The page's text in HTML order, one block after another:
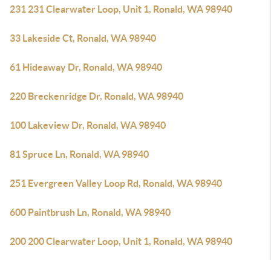
231 231 Clearwater Loop, Unit 1, Ronald, WA 98940
33 Lakeside Ct, Ronald, WA 98940
61 Hideaway Dr, Ronald, WA 98940
220 Breckenridge Dr, Ronald, WA 98940
100 Lakeview Dr, Ronald, WA 98940
81 Spruce Ln, Ronald, WA 98940
251 Evergreen Valley Loop Rd, Ronald, WA 98940
600 Paintbrush Ln, Ronald, WA 98940
200 200 Clearwater Loop, Unit 1, Ronald, WA 98940